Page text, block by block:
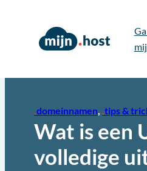
domeinnamen, tips &
Wat is een
volledige